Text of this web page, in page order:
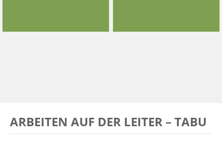
ARBEITEN AUF DER LEITER – TABU